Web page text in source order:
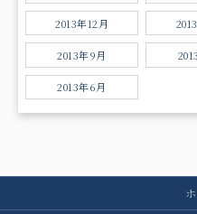
2013年12月
2013年9月
2013年6月